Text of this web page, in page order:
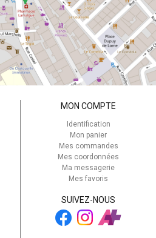
MON COMPTE
Identification
Mon panier
Mes commandes
Mes coordonnées
Ma messagerie
Mes favoris
SUIVEZ-NOUS